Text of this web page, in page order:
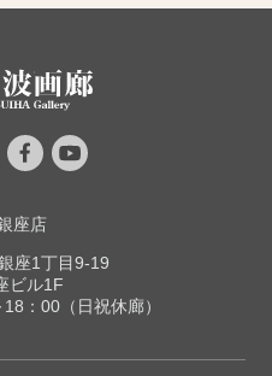
座店
座1丁目9-19
ビル1F
：00（日祝休廊）